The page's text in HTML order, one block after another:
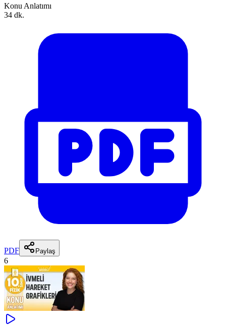
Konu Anlatımı
34 dk.
PDF Paylaş
6